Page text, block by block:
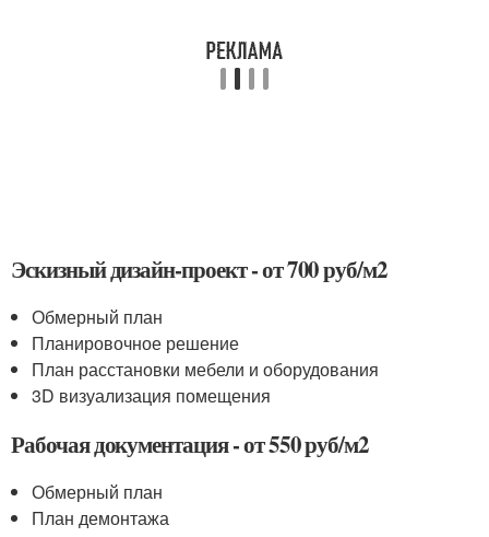
Эскизный дизайн-проект - от 700 руб/м2
Обмерный план
Планировочное решение
План расстановки мебели и оборудования
3D визуализация помещения
Рабочая документация - от 550 руб/м2
Обмерный план
План демонтажа